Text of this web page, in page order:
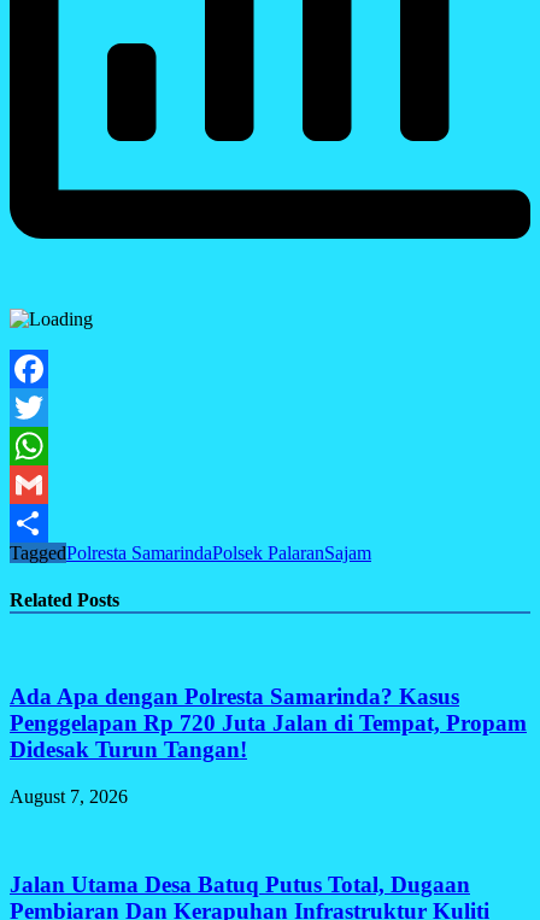
Facebook
Twitter
WhatsApp
Gmail
Share
TaggedPolresta SamarindaPolsek PalaranSajam
Related Posts
Ada Apa dengan Polresta Samarinda? Kasus
Penggelapan Rp 720 Juta Jalan di Tempat, Propam
Didesak Turun Tangan!
August 7, 2026
Jalan Utama Desa Batuq Putus Total, Dugaan
Pembiaran Dan Kerapuhan Infrastruktur Kuliti